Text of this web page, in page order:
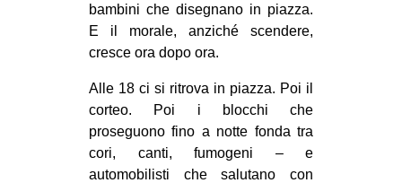
bambini che disegnano in piazza.
E il morale, anziché scendere,
cresce ora dopo ora.
Alle 18 ci si ritrova in piazza. Poi il
corteo. Poi i blocchi che
proseguono fino a notte fonda tra
cori, canti, fumogeni – e
automobilisti che salutano con